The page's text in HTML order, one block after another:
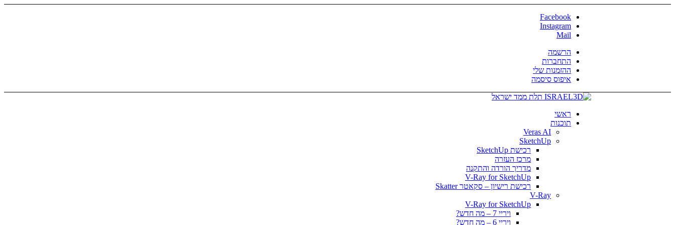
Facebook
Instagram
Mail
הרשמה
התחברות
ההזמנות שלי
איפוס סיסמה
ראשי
תוכנות
Veras AI
SketchUp
רכישת SketchUp
מרכז העזרה
מדריך הורדה והתקנה
V-Ray for SketchUp
רכישת רישיון – סקאטר Skatter
V-Ray
V-Ray for SketchUp
ויריי 7 – מה חדש?
ויריי 6 – מה חדש?